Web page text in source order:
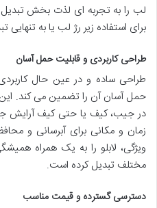
لب را به تجربه ای لذت بخش تبدیل
برای استفاده زیر رژ لب یا به تنهایی
طراحی کاربردی و قابلیت حمل آسان
طراحی ساده و در عین حال
حمل آسان آن را تضمین می کند.
در جیب، کیف یا حتی کیف آرایش
زمان و مکانی برای آبرسانی و
ویژگی، لابلو را به یک همراه
مختلف تبدیل کرده است.
دسترسی گسترده و قیمت مناسب